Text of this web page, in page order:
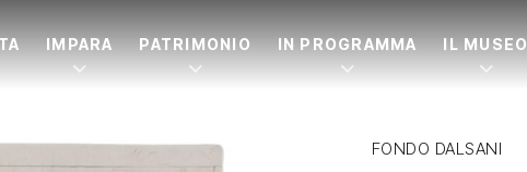
IMPARA PATRIMONIO IN PROGRAMMA IL MUSEO
FONDO DALSANI